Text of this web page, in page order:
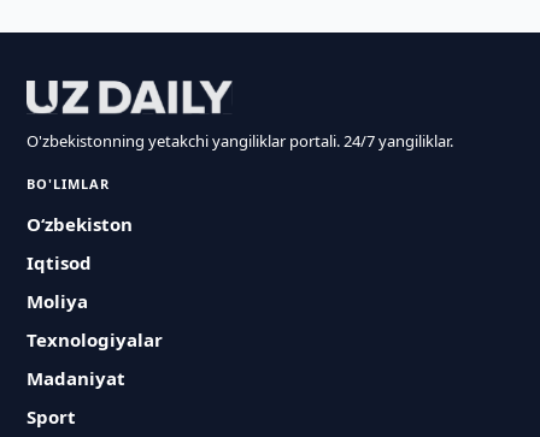
O'zbekistonning yetakchi yangiliklar portali. 24/7 yangiliklar.
BO'LIMLAR
O‘zbekiston
Iqtisod
Moliya
Texnologiyalar
Madaniyat
Sport